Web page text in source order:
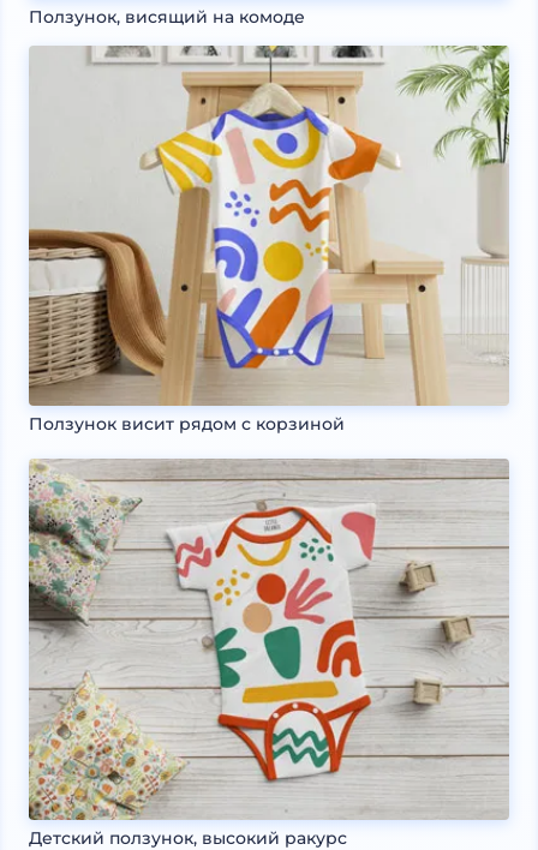
Ползунок, висящий на комоде
Ползунок висит рядом с корзиной
Детский ползунок, высокий ракурс